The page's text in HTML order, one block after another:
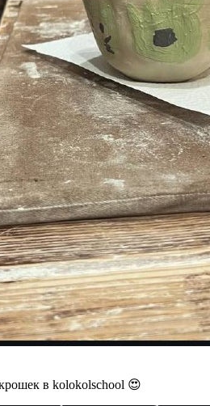
в kolokolschool 😍